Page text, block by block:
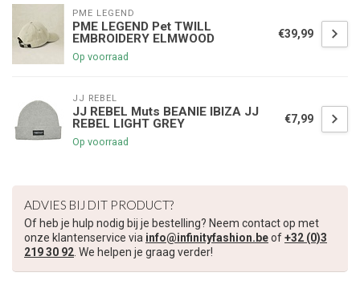
PME LEGEND
PME LEGEND Pet TWILL
EMBROIDERY ELMWOOD
Op voorraad
€39,99
JJ REBEL
JJ REBEL Muts BEANIE IBIZA JJ
REBEL LIGHT GREY
Op voorraad
€7,99
ADVIES BIJ DIT PRODUCT?
Of heb je hulp nodig bij je bestelling? Neem contact op met
onze klantenservice via info@infinityfashion.beof+32 (0)3
219 30 92. We helpen je graag verder!